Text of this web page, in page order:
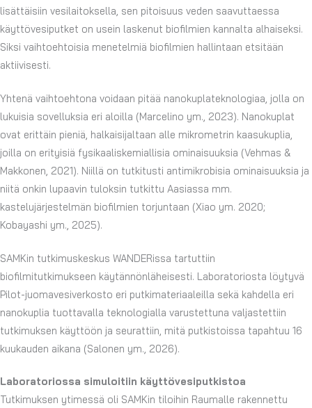
lisättäisiin vesilaitoksella, sen pitoisuus veden saavuttaessa
käyttövesiputket on usein laskenut biofilmien kannalta alhaiseksi.
Siksi vaihtoehtoisia menetelmiä biofilmien hallintaan etsitään
aktiivisesti.
Yhtenä vaihtoehtona voidaan pitää nanokuplateknologiaa, jolla on
lukuisia sovelluksia eri aloilla (Marcelino ym., 2023). Nanokuplat
ovat erittäin pieniä, halkaisijaltaan alle mikrometrin kaasukuplia,
joilla on erityisiä fysikaaliskemiallisia ominaisuuksia (Vehmas &
Makkonen, 2021). Niillä on tutkitusti antimikrobisia ominaisuuksia ja
niitä onkin lupaavin tuloksin tutkittu Aasiassa mm.
kastelujärjestelmän biofilmien torjuntaan (Xiao ym. 2020;
Kobayashi ym., 2025).
SAMKin tutkimuskeskus WANDERissa tartuttiin
biofilmitutkimukseen käytännönläheisesti. Laboratoriosta löytyvä
Pilot-juomavesiverkosto eri putkimateriaaleilla sekä kahdella eri
nanokuplia tuottavalla teknologialla varustettuna valjastettiin
tutkimuksen käyttöön ja seurattiin, mitä putkistoissa tapahtuu 16
kuukauden aikana (Salonen ym., 2026).
Laboratoriossa simuloitiin käyttövesiputkistoa
Tutkimuksen ytimessä oli SAMKin tiloihin Raumalle rakennettu